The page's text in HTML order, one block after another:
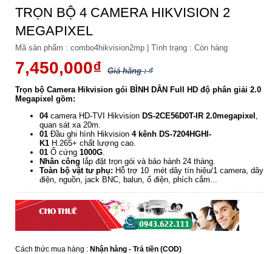
TRỌN BỘ 4 CAMERA HIKVISION 2
MEGAPIXEL
Mã sản phẩm : combo4hikvision2mp | Tình trạng : Còn hàng
7,450,000₫ Giá hãng : ₫
Trọn bộ Camera Hikvision gói BÌNH DÂN Full HD độ phân giải 2.0
Megapixel gồm:
04 camera HD-TVI Hikvision DS-2CE56D0T-IR 2.0megapixel
quan sát xa 20m.
01Đầu ghi hình Hikvision4 kênh DS-7204HGHI-
K1H.265+ chất lượng cao.
01Ổ cứng 1000G.
Nhân công lắp đặt trọn gói và bảo hành 24 tháng.
Toàn bộ vật tư phụ: Hỗ trợ 10 mét dây tín hiệu/1 camera, dây
điện, nguồn, jack BNC, balun, ổ điện, phích cắm...
Cách thức mua hàng : Nhận hàng - Trả tiền (COD)